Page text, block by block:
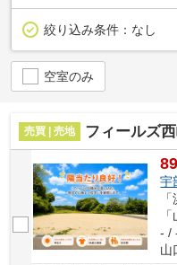
絞り込み条件： なし
空室のみ
売買 | 売地 フィールズ
宇
- /
山